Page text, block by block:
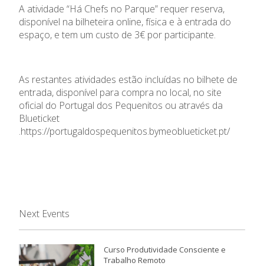
A atividade “Há Chefs no Parque” requer reserva,
disponível na bilheteira online, física e à entrada do
espaço, e tem um custo de 3€ por participante.
As restantes atividades estão incluídas no bilhete de
entrada, disponível para compra no local, no site
oficial do Portugal dos Pequenitos ou através da
Blueticket
.https://portugaldospequenitos.bymeoblueticket.pt/
Next Events
Curso Produtividade Consciente e
Trabalho Remoto